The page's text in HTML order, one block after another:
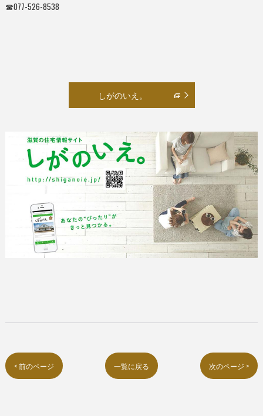
☎︎077-526-8538
しがのいえ。
< 前のページ 一覧に戻る 次のページ >